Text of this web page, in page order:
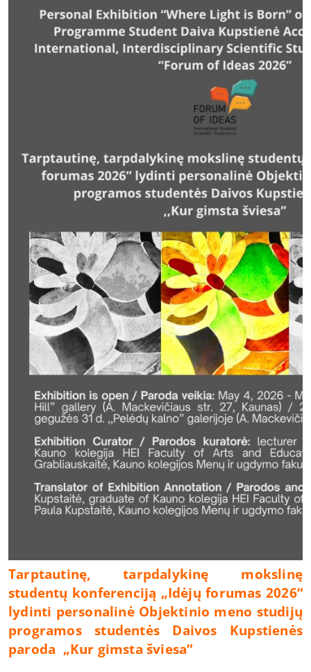
Tarptautinę, tarpdalykinę mokslinę
studentų konferenciją „Idėjų forumas 2026“
lydinti personalinė Objektinio meno studijų
programos studentės Daivos Kupstienės
paroda „Kur gimsta šviesa“